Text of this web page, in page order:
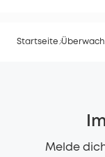
Startseite
Melde